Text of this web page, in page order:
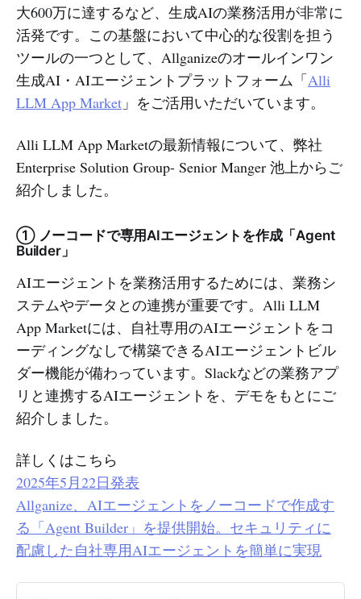
大600万に達するなど、生成AIの業務活用が非常に
活発です。この基盤において中心的な役割を担う
ツールの一つとして、Allganizeのオールインワン
生成AI・AIエージェントプラットフォーム「Alli
LLM App Market 」をご活用いただいています。
Alli LLM App Marketの最新情報について、弊社
Enterprise Solution Group- Senior Manger 池上からご
紹介しました。
① ノーコードで専用AIエージェントを作成「Agent
Builder」
AIエージェントを業務活用するためには、業務シ
ステムやデータとの連携が重要です。Alli LLM
App Marketには、自社専用のAIエージェントをコ
ーディングなしで構築できるAIエージェントビル
ダー機能が備わっています。Slackなどの業務アプ
リと連携するAIエージェントを、デモをもとにご
紹介しました。
詳しくはこちら
2025年5月22日発表
Allganize、AIエージェントをノーコードで作成す
る「Agent Builder」を提供開始。セキュリティに
配慮した自社専用AIエージェントを簡単に実現